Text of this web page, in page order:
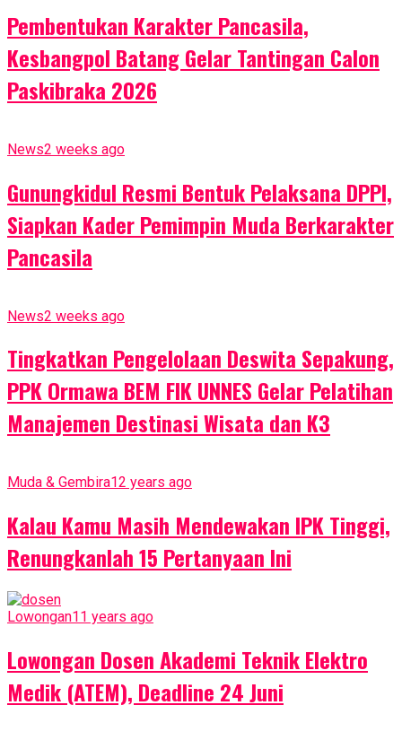
Pembentukan Karakter Pancasila,
Kesbangpol Batang Gelar Tantingan Calon
Paskibraka 2026
News2 weeks ago
Gunungkidul Resmi Bentuk Pelaksana DPPI,
Siapkan Kader Pemimpin Muda Berkarakter
Pancasila
News2 weeks ago
Tingkatkan Pengelolaan Deswita Sepakung,
PPK Ormawa BEM FIK UNNES Gelar Pelatihan
Manajemen Destinasi Wisata dan K3
Muda & Gembira12 years ago
Kalau Kamu Masih Mendewakan IPK Tinggi,
Renungkanlah 15 Pertanyaan Ini
Lowongan11 years ago
Lowongan Dosen Akademi Teknik Elektro
Medik (ATEM), Deadline 24 Juni